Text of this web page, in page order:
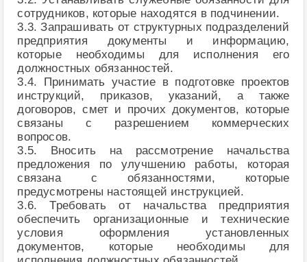
сотрудников, которые находятся в подчинении.
3.3. Запрашивать от структурных подразделений
предприятия документы и информацию,
которые необходимы для исполнения его
должностных обязанностей.
3.4. Принимать участие в подготовке проектов
инструкций, приказов, указаний, а также
договоров, смет и прочих документов, которые
связаны с разрешением коммерческих
вопросов.
3.5. Вносить на рассмотрение начальства
предложения по улучшению работы, которая
связана с обязанностями, которые
предусмотрены настоящей инструкцией.
3.6. Требовать от начальства предприятия
обеспечить организационные и технические
условия оформления установленных
документов, которые необходимы для